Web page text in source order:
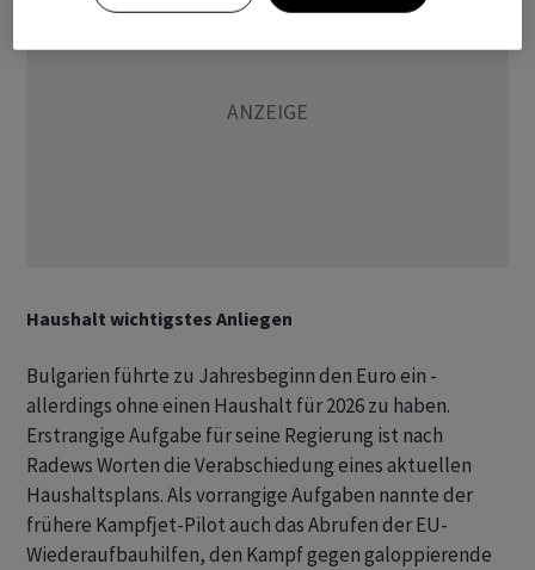
Haushalt wichtigstes Anliegen
Bulgarien führte zu Jahresbeginn den Euro ein -
allerdings ohne einen Haushalt für 2026 zu haben.
Erstrangige Aufgabe für seine Regierung ist nach
Radews Worten die Verabschiedung eines aktuellen
Haushaltsplans. Als vorrangige Aufgaben nannte der
frühere Kampfjet-Pilot auch das Abrufen der EU-
Wiederaufbauhilfen, den Kampf gegen galoppierende